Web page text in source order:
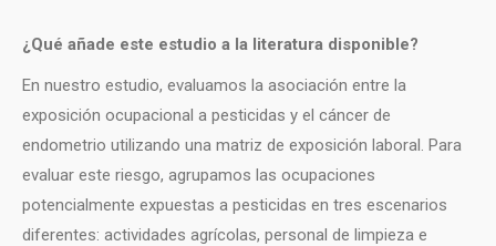
¿Qué añade este estudio a la literatura disponible?
En nuestro estudio, evaluamos la asociación entre la
exposición ocupacional a pesticidas y el cáncer de
endometrio utilizando una matriz de exposición laboral. Para
evaluar este riesgo, agrupamos las ocupaciones
potencialmente expuestas a pesticidas en tres escenarios
diferentes: actividades agrícolas, personal de limpieza e